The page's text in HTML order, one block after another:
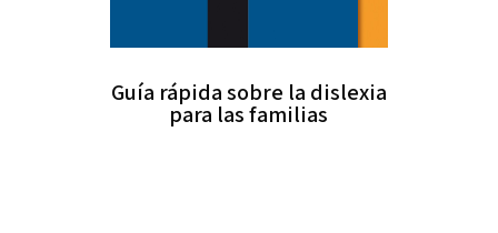
Guía rápida sobre la dislexia
para las familias